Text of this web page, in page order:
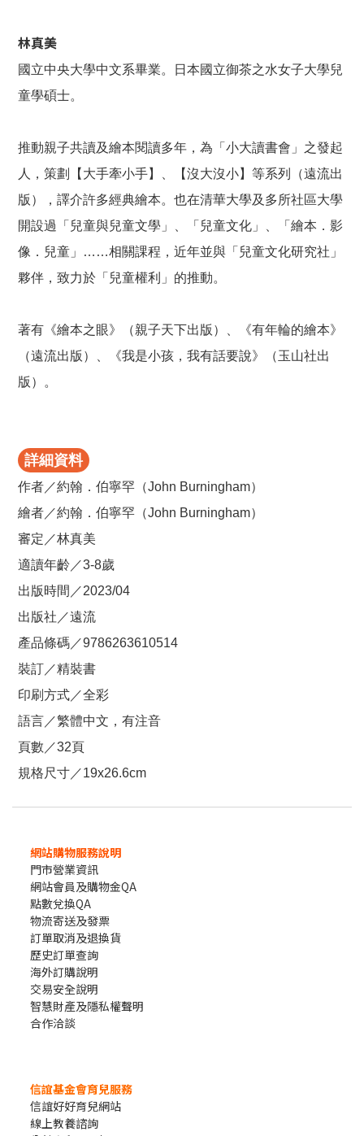
林真美
國立中央大學中文系畢業。日本國立御茶之水女子大學兒
童學碩士。
推動親子共讀及繪本閱讀多年，為「小大讀書會」之發起
人，策劃【大手牽小手】、【沒大沒小】等系列（遠流出
版），譯介許多經典繪本。也在清華大學及多所社區大學
開設過「兒童與兒童文學」、「兒童文化」、「繪本．影
像．兒童」……相關課程，近年並與「兒童文化研究社」
夥伴，致力於「兒童權利」的推動。
著有《繪本之眼》（親子天下出版）、《有年輪的繪本》
（遠流出版）、《我是小孩，我有話要說》（玉山社出
版）。
詳細資料
作者／約翰．伯寧罕（John Burningham）
繪者／約翰．伯寧罕（John Burningham）
審定／林真美
適讀年齡／3-8歲
出版時間／2023/04
出版社／遠流
產品條碼／9786263610514
裝訂／精裝書
印刷方式／全彩
語言／繁體中文，有注音
頁數／32頁
規格尺寸／19x26.6cm
網站購物服務說明
門市營業資訊
網站會員及購物金QA
點數兌換QA
物流寄送及發票
訂單取消及退換貨
歷史訂單查詢
海外訂購說明
交易安全說明
智慧財產及隱私權聲明
合作洽談
信誼基金會育兒服務
信誼好好育兒網站
線上教養諮詢